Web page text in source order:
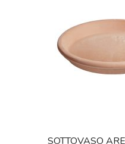
SOTTOVASO